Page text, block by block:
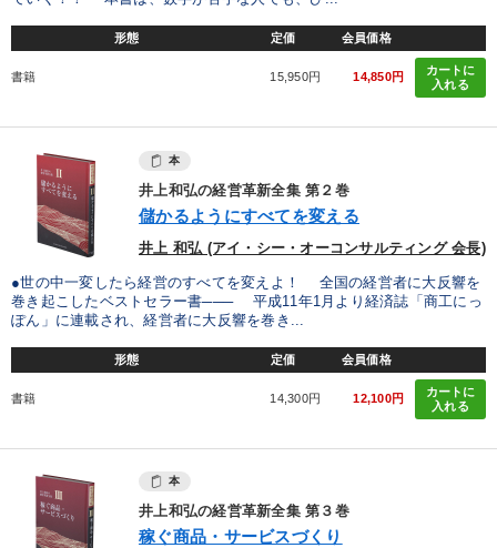
形態 定価 会員価格
書籍 15,950円 14,850円
カートに
入れる
本
井上和弘の経営革新全集 第２巻
儲かるようにすべてを変える
井上 和弘 (アイ・シー・オーコンサルティング 会長)
●世の中一変したら経営のすべてを変えよ！ 全国の経営者に大反響を
巻き起こしたベストセラー書─── 平成11年1月より経済誌「商工にっ
ぽん」に連載され、経営者に大反響を巻き...
形態 定価 会員価格
書籍 14,300円 12,100円
カートに
入れる
本
井上和弘の経営革新全集 第３巻
稼ぐ商品・サービスづくり